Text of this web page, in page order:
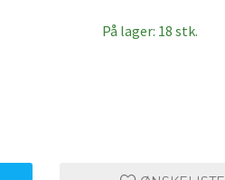
På lager: 18 stk.